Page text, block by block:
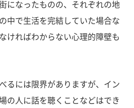
になったものの、それぞれの地
中で生活を完結していた場合な
ければわからない心理的障壁も
るには限界がありますが、イン
の人に話を聴くことなどはでき